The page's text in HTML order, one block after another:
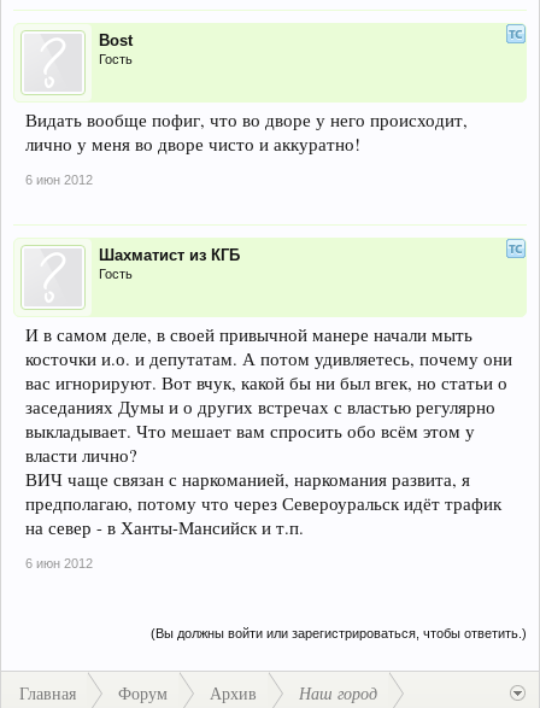
Bost
Гость
Видать вообще пофиг, что во дворе у него происходит,
лично у меня во дворе чисто и аккуратно!
6 июн 2012
Шахматист из КГБ
Гость
И в самом деле, в своей привычной манере начали мыть
косточки и.о. и депутатам. А потом удивляетесь, почему они
вас игнорируют. Вот вчук, какой бы ни был вгек, но статьи о
заседаниях Думы и о других встречах с властью регулярно
выкладывает. Что мешает вам спросить обо всём этом у
власти лично?
ВИЧ чаще связан с наркоманией, наркомания развита, я
предполагаю, потому что через Североуральск идёт трафик
на север - в Ханты-Мансийск и т.п.
6 июн 2012
(Вы должны войти или зарегистрироваться, чтобы ответить.)
Главная Форум Архив Наш город